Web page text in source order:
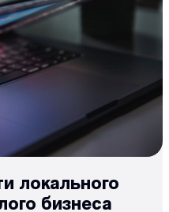
локального
бизнеса